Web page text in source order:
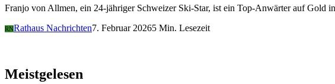
Franjo von Allmen, ein 24-jähriger Schweizer Ski-Star, ist ein Top-Anwärter auf
RNRathaus Nachrichten7. Februar 20265 Min. Lesezeit
Meistgelesen